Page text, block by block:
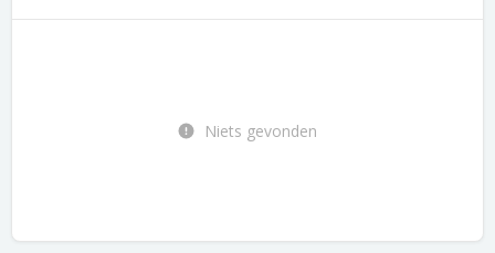
Niets gevonden